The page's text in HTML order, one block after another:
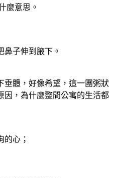
麼意思。
鼻子伸到腋下。
垂體，好像希望，這一團粥狀
因，為什麼整間公寓的生活都
的心；